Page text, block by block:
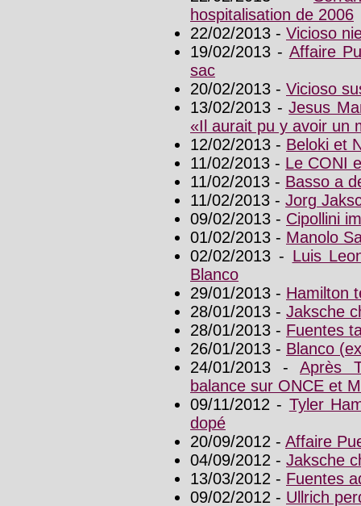
hospitalisation de 2006
22/02/2013 - Vicioso
19/02/2013 - Affaire
sac
20/02/2013 - Vicioso
13/02/2013 -Jesus
«Il aurait pu y avoir un
12/02/2013 - Beloki et
11/02/2013 - Le CONI
11/02/2013 - Basso a
11/02/2013 - Jorg
09/02/2013 - Cipollini
01/02/2013 - Manolo
02/02/2013 - Luis
Blanco
29/01/2013 - Hamilton
28/01/2013 - Jaksche
28/01/2013 - Fuentes
26/01/2013 - Blanco
24/01/2013 - Après
balance sur ONCE et
09/11/2012 - Tyler
dopé
20/09/2012 - Affaire
04/09/2012 - Jaksche
13/03/2012 - Fuentes
09/02/2012 - Ullrich